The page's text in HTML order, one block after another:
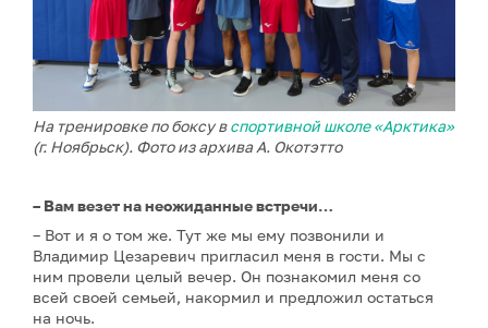
На тренировке по боксу вспортивной школе «Арктика»
(г. Ноябрьск). Фото из архива А. Окотэтто
– Вам везет на неожиданные встречи…
– Вот и я о том же. Тут же мы ему позвонили и
Владимир Цезаревич пригласил меня в гости. Мы с
ним провели целый вечер. Он познакомил меня со
всей своей семьей, накормил и предложил остаться
на ночь.